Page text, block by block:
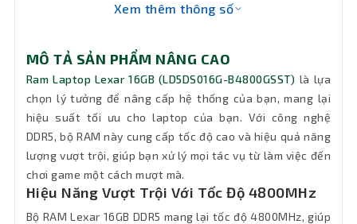
Xem thêm thông số
MÔ TẢ SẢN PHẨM NÂNG CAO
Ram Laptop Lexar 16GB (LD5DS016G-B4800GSST) là lựa
chọn lý tưởng để nâng cấp hệ thống của bạn, mang lại
hiệu suất tối ưu cho laptop của bạn. Với công nghệ
DDR5, bộ RAM này cung cấp tốc độ cao và hiệu quả năng
lượng vượt trội, giúp bạn xử lý mọi tác vụ từ làm việc đến
chơi game một cách mượt mà.
Hiệu Năng Vượt Trội Với Tốc Độ 4800MHz
Bộ RAM Lexar 16GB DDR5 mang lại tốc độ 4800MHz, giúp